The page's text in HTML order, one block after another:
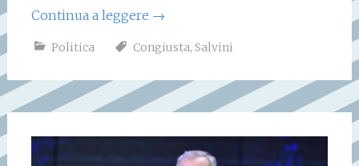
Continua a leggere →
Politica Congiusta, Salvini